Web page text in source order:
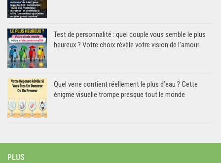
Test de personnalité : quel couple vous semble le plus
heureux ? Votre choix révèle votre vision de l’amour
Quel verre contient réellement le plus d’eau ? Cette
énigme visuelle trompe presque tout le monde
PLUS